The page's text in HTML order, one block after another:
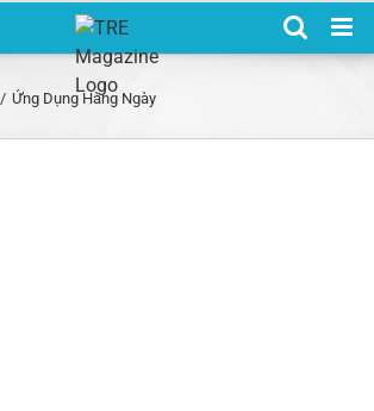
/ Ứng Dụng Hàng Ngày